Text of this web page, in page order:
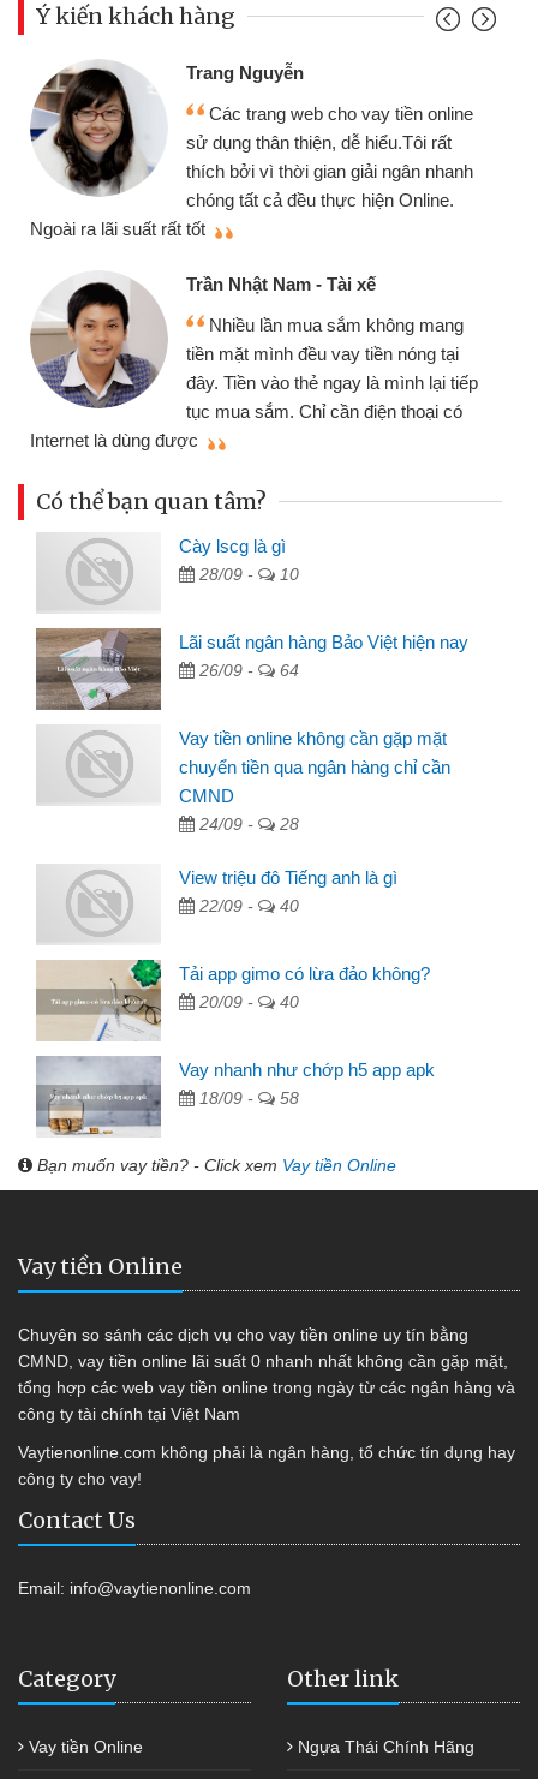
Ý kiến khách hàng
Trang Nguyễn
Các trang web cho vay tiền online
sử dụng thân thiện, dễ hiểu.Tôi rất
thích bởi vì thời gian giải ngân nhanh
chóng tất cả đều thực hiện Online.
Ngoài ra lãi suất rất tốt
Trần Nhật Nam - Tài xế
Nhiều lần mua sắm không mang
tiền mặt mình đều vay tiền nóng tại
đây. Tiền vào thẻ ngay là mình lại tiếp
tục mua sắm. Chỉ cần điện thoại có
Internet là dùng được
Có thể bạn quan tâm?
Cày lscg là gì
28/09 - 10
Lãi suất ngân hàng Bảo Việt hiện nay
26/09 - 64
Vay tiền online không cần gặp mặt
chuyển tiền qua ngân hàng chỉ cần
CMND
24/09 - 28
View triệu đô Tiếng anh là gì
22/09 - 40
Tải app gimo có lừa đảo không?
20/09 - 40
Vay nhanh như chớp h5 app apk
18/09 - 58
Bạn muốn vay tiền? - Click xem Vay tiền Online
Vay tiền Online
Chuyên so sánh các dịch vụ cho vay tiền online uy tín bằng
CMND, vay tiền online lãi suất 0 nhanh nhất không cần gặp mặt,
tổng hợp các web vay tiền online trong ngày từ các ngân hàng và
công ty tài chính tại Việt Nam
Vaytienonline.com không phải là ngân hàng, tổ chức tín dụng hay
công ty cho vay!
Contact Us
Email: info@vaytienonline.com
Category
Vay tiền Online
Other link
Ngựa Thái Chính Hãng